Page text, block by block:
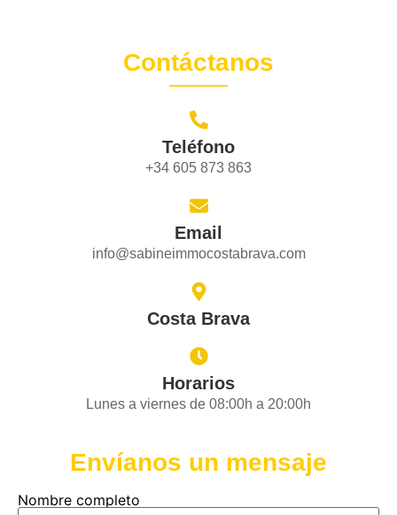
Contáctanos
Teléfono
+34 605 873 863
Email
info@sabineimmocostabrava.com
Costa Brava
Horarios
Lunes a viernes de 08:00h a 20:00h
Envíanos un mensaje
Nombre completo